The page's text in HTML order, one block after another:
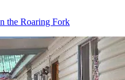
the Roaring Fork